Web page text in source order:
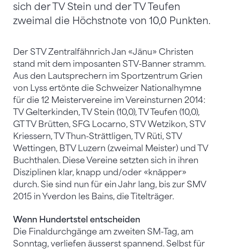
sich der TV Stein und der TV Teufen
zweimal die Höchstnote von 10,0 Punkten.
Der STV Zentralfähnrich Jan «Jänu» Christen
stand mit dem imposanten STV-Banner stramm.
Aus den Lautsprechern im Sportzentrum Grien
von Lyss ertönte die Schweizer Nationalhymne
für die 12 Meistervereine im Vereinsturnen 2014:
TV Gelterkinden, TV Stein (10,0), TV Teufen (10,0),
GT TV Brütten, SFG Locarno, STV Wetzikon, STV
Kriessern, TV Thun-Strättligen, TV Rüti, STV
Wettingen, BTV Luzern (zweimal Meister) und TV
Buchthalen. Diese Vereine setzten sich in ihren
Disziplinen klar, knapp und/oder «knäpper»
durch. Sie sind nun für ein Jahr lang, bis zur SMV
2015 in Yverdon les Bains, die Titelträger.
Wenn Hundertstel entscheiden
Die Finaldurchgänge am zweiten SM-Tag, am
Sonntag, verliefen äusserst spannend. Selbst für